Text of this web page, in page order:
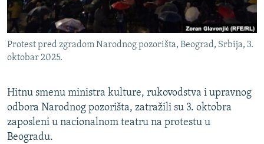
VIŠE OD NASLOVA
GENOCID U SREBRENICI
POPLAVE I KLIZIŠTA U BIH 2024.
POST SCRIPTUM
MOJA EVROPA
TRI DECENIJE OD RATA U BIH
PRATITE NAS
Protest pred zgradom Narodnog pozorišta, Beograd, Srbija, 3.
oktobar 2025.
Hitnu smenu ministra kulture, rukovodstva i upravnog
odbora Narodnog pozorišta, zatražili su 3. oktobra
zaposleni u nacionalnom teatru na protestu u
Beogradu.